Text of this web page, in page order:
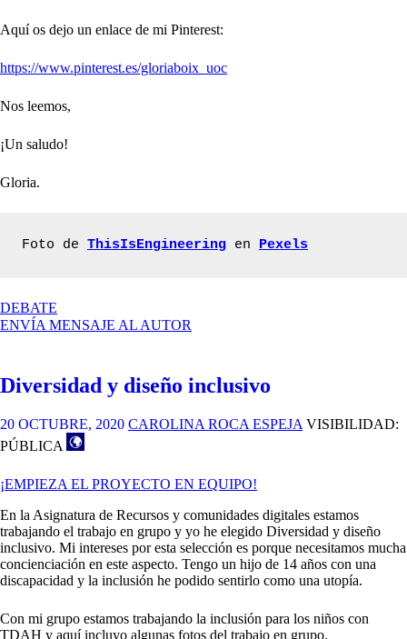
Aquí os dejo un enlace de mi Pinterest:
https://www.pinterest.es/gloriaboix_uoc
Nos leemos,
¡Un saludo!
Gloria.
Foto de ThisIsEngineering en Pexels
DEBATE
DISEÑO
ENVÍA MENSAJE AL AUTOR
Diversidad y diseño inclusivo
20 OCTUBRE, 2020 CAROLINA ROCA ESPEJA VISIBILIDAD:
PÚBLICA
¡EMPIEZA EL PROYECTO EN EQUIPO!
En la Asignatura de Recursos y comunidades digitales estamos
trabajando el trabajo en grupo y yo he elegido Diversidad y diseño
inclusivo. Mi intereses por esta selección es porque necesitamos mucha
concienciación en este aspecto. Tengo un hijo de 14 años con una
discapacidad y la inclusión he podido sentirlo como una utopía.
Con mi grupo estamos trabajando la inclusión para los niños con
TDAH y aquí incluyo algunas fotos del trabajo en grupo.